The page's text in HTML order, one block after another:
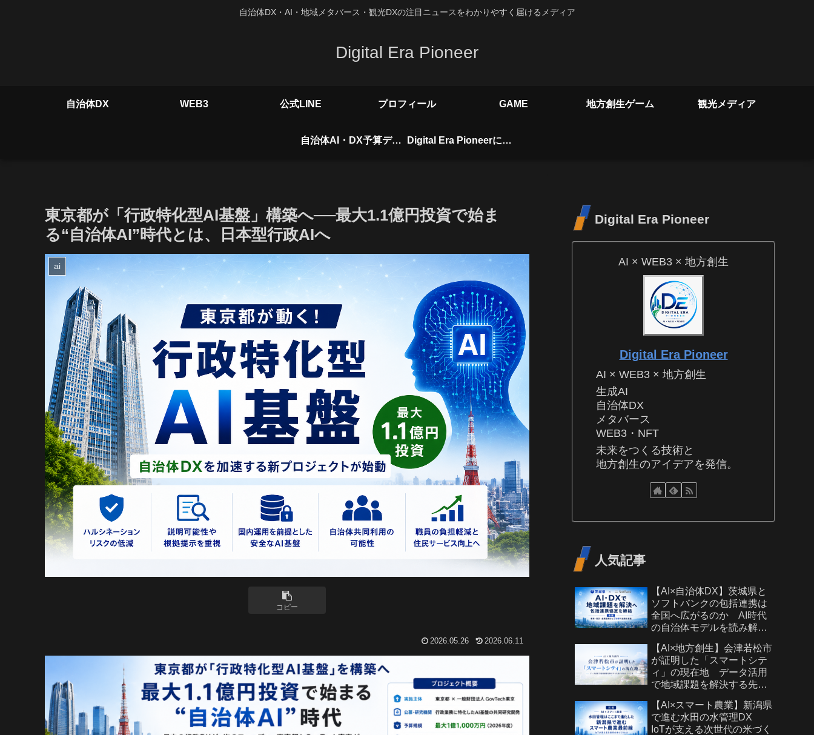
自治体DX・AI・地域メタバース・観光DXの注目ニュースをわかりやすく届けるメディア
Digital Era Pioneer
自治体DX WEB3 公式LINE プロフィール GAME 地方創生ゲーム 観光メディア
自治体AI・DX予算データベース Digital Era Pioneerについて
東京都が「行政特化型AI基盤」構築へ──最大1.1億円投資で始ま
る“自治体AI”時代とは、日本型行政AIへ
ai
コピー
2026.05.26 2026.06.11
Digital Era Pioneer
AI × WEB3 × 地方創生
Digital Era Pioneer
AI × WEB3 × 地方創生
生成AI
自治体DX
メタバース
WEB3・NFT
未来をつくる技術と
地方創生のアイデアを発信。
人気記事
【AI×自治体DX】茨城県と
ソフトバンクの包括連携は
全国へ広がるのか AI時代
の自治体モデルを読み解く
【AI×地方創生】会津若松市
が証明した「スマートシテ
ィ」の現在地 データ活用
で地域課題を解決する先進
【AI×スマート農業】新潟県
で進む水田の水管理DX
IoTが支える次世代の米づく